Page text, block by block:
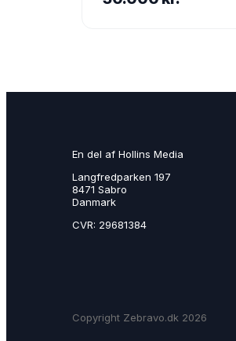
En del af Hollins Media
Langfredparken 197
8471 Sabro
Danmark
CVR: 29681384
Copyright Zebravo.dk 2026